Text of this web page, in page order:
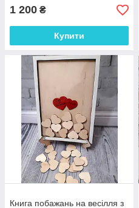
1 200 ₴
Купити
Книга побажань на весілля з